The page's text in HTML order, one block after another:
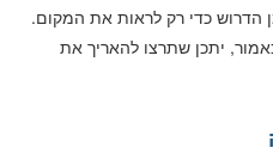
הדרוש כדי רק לראות את המקום.
יתכן שתרצו להאריך את